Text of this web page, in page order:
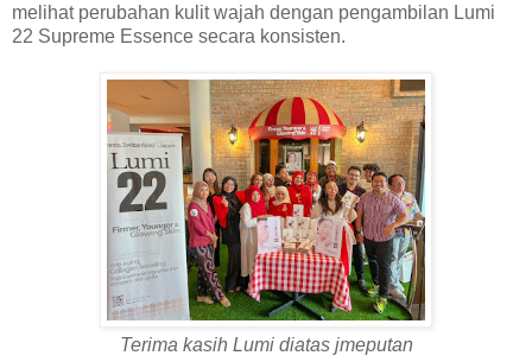
melihat perubahan kulit wajah dengan pengambilan Lumi
22 Supreme Essence secara konsisten.
Terima kasih Lumi diatas jmeputan